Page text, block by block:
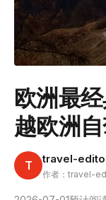
欧洲最
越欧洲
T travel-
作者：travel-